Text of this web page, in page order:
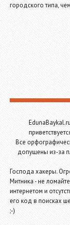
городского типа,
Все
допущены из-за
Господа хакеры.
Митника - не
интернетом и
его код в поисках
;-)